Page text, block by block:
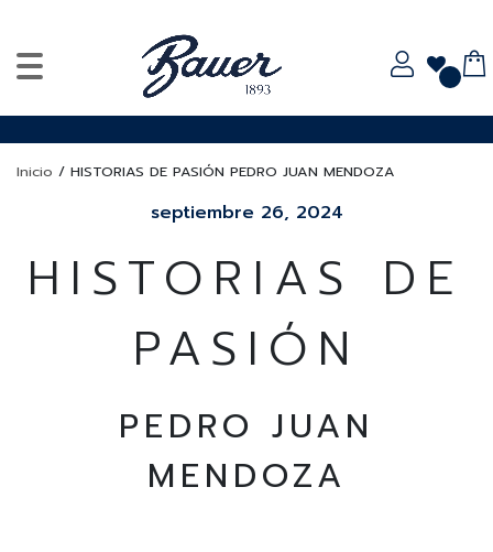
Inicio / HISTORIAS DE PASIÓN PEDRO JUAN MENDOZA
septiembre 26, 2024
HISTORIAS DE
PASIÓN
PEDRO JUAN
MENDOZA